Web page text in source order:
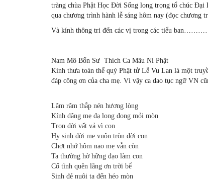
tràng chùa Phật Học Đời Sống long trọng tổ chúc
qua chương trình hành lễ sáng hôm nay (đọc chương
Và kính thông tri đến các vị trong các tiểu
Nam Mô Bổn Sư Thích Ca Mâu Ni Phật
Kính thưa toàn thể quý Phật tử Lễ Vu Lan là một
đáp công ơn của cha mẹ. Vì vậy ca dao tục ngữ VN
Lâm râm thắp nén hương lòng
Kính dâng mẹ đạ long đong mỏi mòn
Trọn đời vất vả vì con
Hy sinh đời mẹ vuôn tròn đời con
Chợt nhớ hôm nao mẹ vẫn còn
Ta thường hờ hững đạo làm con
Cố tình quên lãng ơn trời bể
Sinh đẻ nuôi ta đến héo mòn